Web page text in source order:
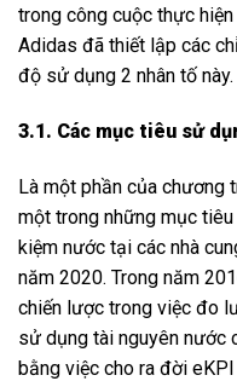
trong công cuộc thực
Adidas đã thiết lập các
độ sử dụng 2 nhân tố này.
3.1. Các mục tiêu sử
Là một phần của chương
một trong những mục
kiệm nước tại các nhà
năm 2020. Trong năm
chiến lược trong việc đo
sử dụng tài nguyên nước
bằng việc cho ra đời